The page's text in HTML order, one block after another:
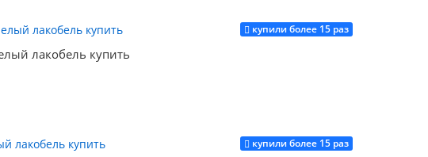
Купить
купили более 15 раз
лакобель купить
Купить
купили более 15 раз